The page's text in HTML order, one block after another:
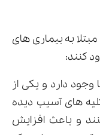
به بیماری های
کنند:
دارد و یکی از
های آسیب دیده
و باعث افزایش